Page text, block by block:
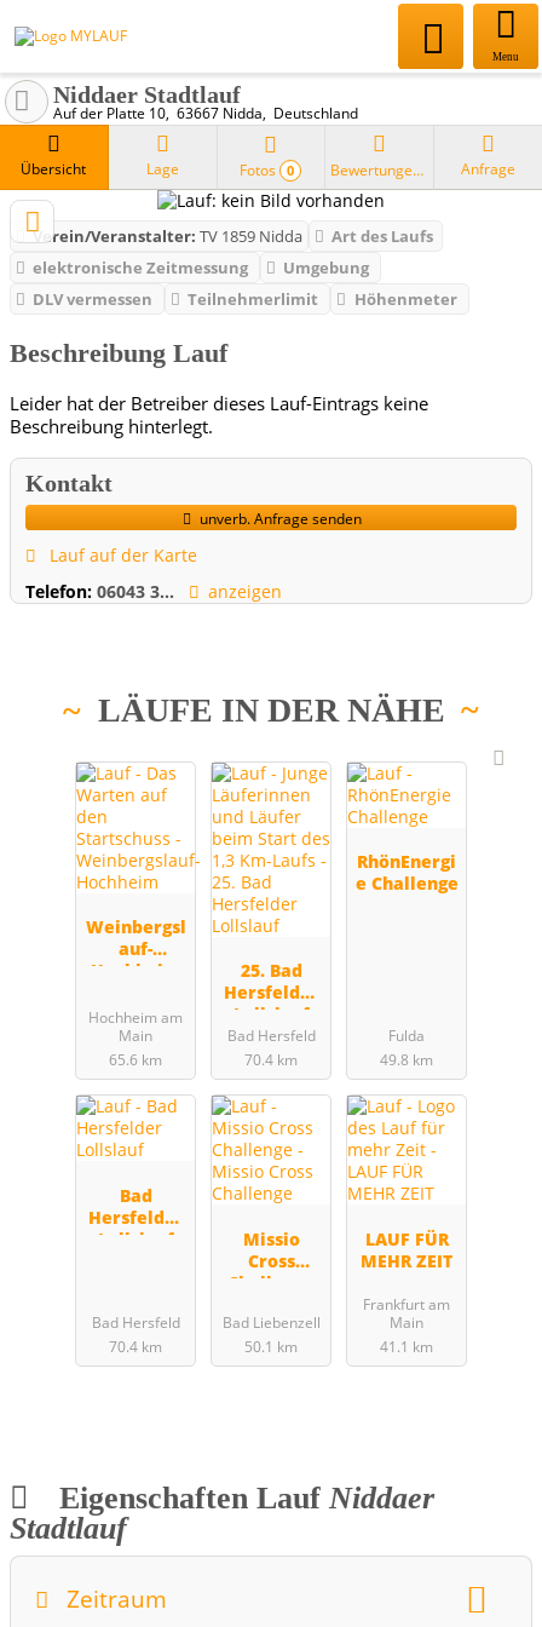
Menu
Niddaer Stadtlauf
Auf der Platte 10 63667 Nidda Deutschland
Übersicht Lage Fotos 0 Bewertungen Anfrage
Verein/Veranstalter: TV 1859 Nidda
Art des Laufs
elektronische Zeitmessung
Umgebung
DLV vermessen
Teilnehmerlimit Höhenmeter
Beschreibung Lauf
Leider hat der Betreiber dieses Lauf-Eintrags keine
Beschreibung hinterlegt.
Kontakt
unverb. Anfrage senden
Lauf auf der Karte
Telefon: 06043 3... anzeigen
LÄUFE IN DER NÄHE
Weinbergsl
auf-
Hochheim
Hochheim am
Main
65.6 km
25. Bad
Hersfelder
Lollslauf
Bad Hersfeld
70.4 km
RhönEnergi
e Challenge
Fulda
49.8 km
Bad
Hersfelder
Lollslauf
Bad Hersfeld
70.4 km
Missio
Cross
Challenge
Bad Liebenzell
50.1 km
LAUF FÜR
MEHR ZEIT
Frankfurt am
Main
41.1 km
Eigenschaften LaufNiddaer
Stadtlauf
Zeitraum